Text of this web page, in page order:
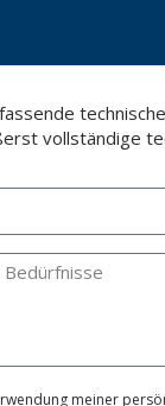
vollständige
meiner